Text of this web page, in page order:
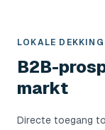
LOKALE DEKKING
B2B-
markt
Directe toegang